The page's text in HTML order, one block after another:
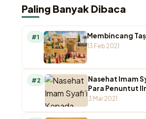
Paling Banyak Dibaca
#1 Membincang
13 Feb 2021
#2
Nasehat Imam
Para Penuntut
3 Mar 2021